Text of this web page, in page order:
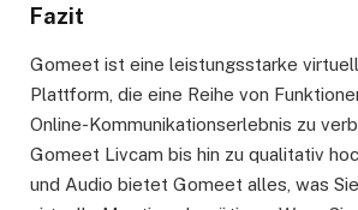
Fazit
Gomeet ist eine leistungsstarke
Plattform, die eine Reihe von
Online-Kommunikationserlebnis zu
Gomeet Livcam bis hin zu qualitativ
und Audio bietet Gomeet alles, was